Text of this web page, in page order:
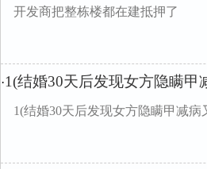
开发商把整栋楼都在建抵押了
·1(结婚30天后发现女方隐瞒甲
1(结婚30天后发现女方隐瞒甲减病